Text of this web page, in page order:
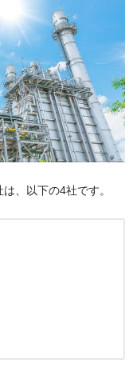
、以下の4社です。